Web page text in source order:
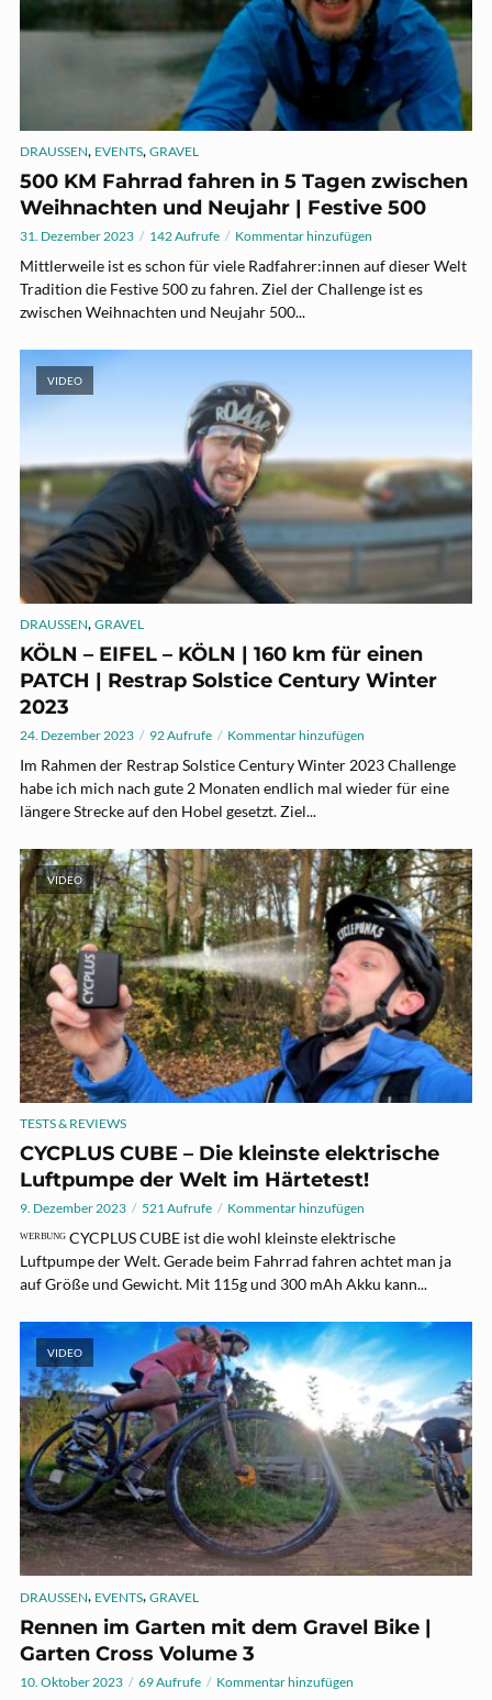
DRAUSSEN, EVENTS, GRAVEL
500 KM Fahrrad fahren in 5 Tagen zwischen
Weihnachten und Neujahr | Festive 500
31. Dezember 2023 142 Aufrufe Kommentar hinzufügen
Mittlerweile ist es schon für viele Radfahrer:innen auf dieser Welt
Tradition die Festive 500 zu fahren. Ziel der Challenge ist es
zwischen Weihnachten und Neujahr 500...
VIDEO
DRAUSSEN, GRAVEL
KÖLN – EIFEL – KÖLN | 160 km für einen
PATCH | Restrap Solstice Century Winter
2023
24. Dezember 2023 92 Aufrufe Kommentar hinzufügen
Im Rahmen der Restrap Solstice Century Winter 2023 Challenge
habe ich mich nach gute 2 Monaten endlich mal wieder für eine
längere Strecke auf den Hobel gesetzt. Ziel...
VIDEO
TESTS & REVIEWS
CYCPLUS CUBE – Die kleinste elektrische
Luftpumpe der Welt im Härtetest!
9. Dezember 2023 521 Aufrufe Kommentar hinzufügen
ᵂᴱᴿᴮᵁᴺᴳ CYCPLUS CUBE ist die wohl kleinste elektrische
Luftpumpe der Welt. Gerade beim Fahrrad fahren achtet man ja
auf Größe und Gewicht. Mit 115g und 300 mAh Akku kann...
VIDEO
DRAUSSEN, EVENTS, GRAVEL
Rennen im Garten mit dem Gravel Bike |
Garten Cross Volume 3
10. Oktober 2023 69 Aufrufe Kommentar hinzufügen